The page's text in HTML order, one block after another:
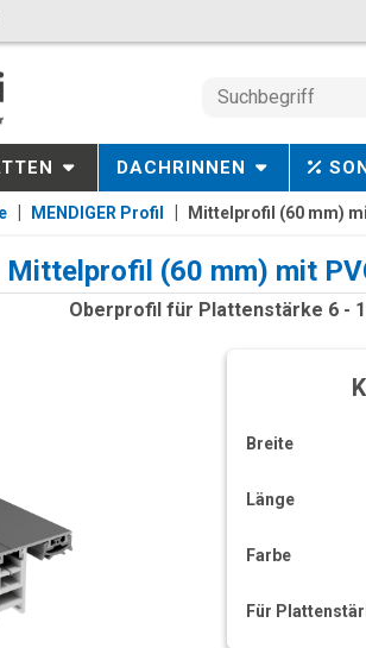
DACHRINNEN
MENDIGER Profil Mittelprofil (60 mm)
Mittelprofil (60 mm) mit
Oberprofil für Plattenstärke 6 -
Breite
Länge
Farbe
Für